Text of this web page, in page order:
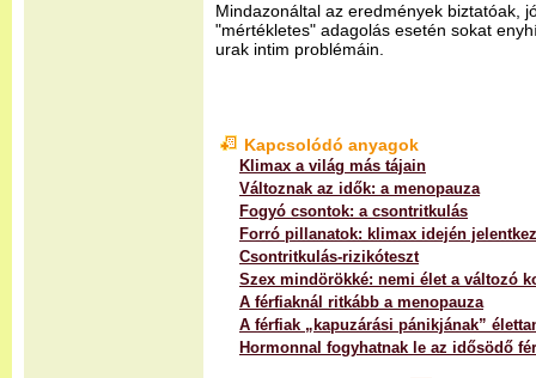
Mindazonáltal az eredmények biztatóak,
"mértékletes" adagolás esetén sokat
urak intim problémáin.
Kapcsolódó anyagok
Klimax a világ más tájain
Változnak az idők: a menopauza
Fogyó csontok: a csontritkulás
Forró pillanatok: klimax idején
Csontritkulás-rizikóteszt
Szex mindörökké: nemi élet a változó
A férfiaknál ritkább a menopauza
A férfiak „kapuzárási pánikjának”
Hormonnal fogyhatnak le az idősödő